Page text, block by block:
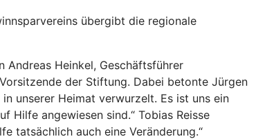
übergibt die regionale
Andreas Heinkel, Geschäftsführer
der Stiftung. Dabei betonte Jürgen
unserer Heimat verwurzelt. Es ist uns ein
Hilfe angewiesen sind.“ Tobias Reisse
tatsächlich auch eine Veränderung.“